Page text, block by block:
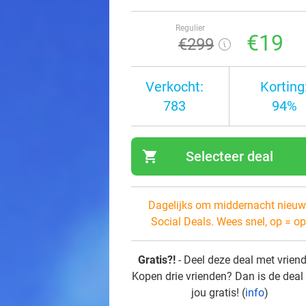
Regulier
€299 €19
Verkocht:
783
94%
shopping_cart Selecteer deal
Dagelijks om middernacht
Social Deals. Wees snel, op =
Gratis?! - Deel deze deal met
Kopen drie vrienden? Dan is de
jou gratis! (info)